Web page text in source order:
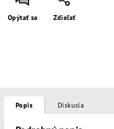
Opýtať sa Zdieľať
Popis Diskusia